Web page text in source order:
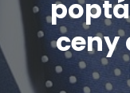
ceny